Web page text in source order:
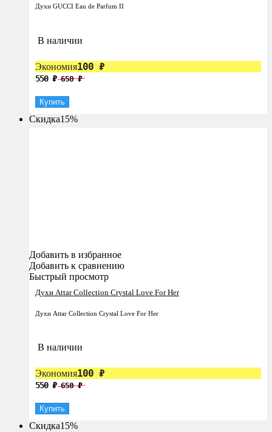
Духи GUCCI Eau de Parfum II
В наличии
Экономия100 ₽
550 ₽ 650₽
Купить
Скидка15%
Добавить в избранное
Добавить к сравнению
Быстрый просмотр
Духи Attar Collection Crystal Love For Her
Духи Attar Collection Crystal Love For Her
В наличии
Экономия100 ₽
550 ₽ 650₽
Купить
Скидка15%